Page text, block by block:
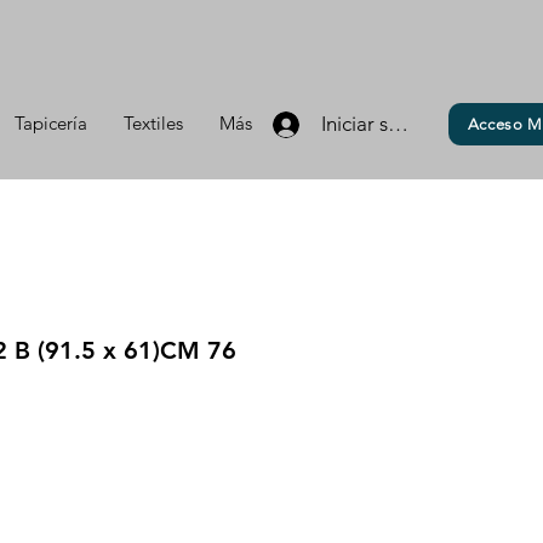
Tapicería Textiles Más Iniciar sesión Acceso
B (91.5 x 61)CM 76